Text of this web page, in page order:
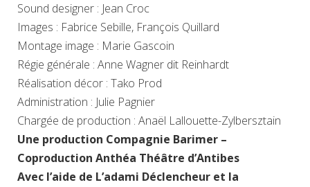
Sound designer : Jean Croc
Images : Fabrice Sebille, François Quillard
Montage image : Marie Gascoin
Régie générale : Anne Wagner dit Reinhardt
Réalisation décor : Tako Prod
Administration : Julie Pagnier
Chargée de production : Anaël Lallouette-Zylbersztain
Une production Compagnie Barimer –
Coproduction Anthéa Théâtre d’Antibes
Avec l’aide de L’adami Déclencheur et la